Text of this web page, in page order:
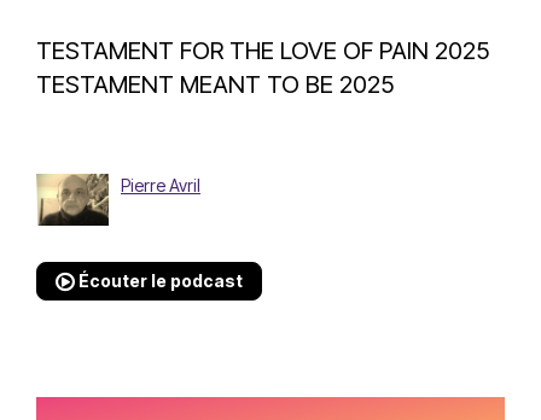
TESTAMENT FOR THE LOVE OF PAIN 2025
TESTAMENT MEANT TO BE 2025
Pierre Avril
Écouter le podcast